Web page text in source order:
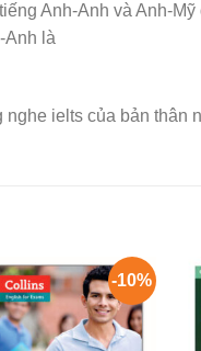
Anh-Anh và Anh-
Anh là
ielts của bản thân
-10%